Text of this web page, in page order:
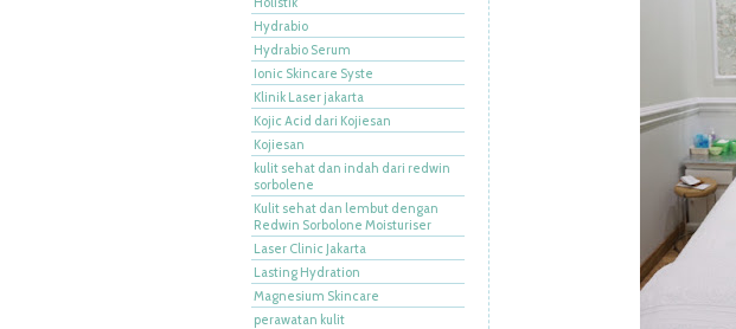
Hydrabio
Hydrabio Serum
Ionic Skincare Syste
Klinik Laser jakarta
Kojic Acid dari Kojiesan
Kojiesan
kulit sehat dan indah dari redwin
sorbolene
Kulit sehat dan lembut dengan
Redwin Sorbolone Moisturiser
Laser Clinic Jakarta
Lasting Hydration
Magnesium Skincare
perawatan kulit